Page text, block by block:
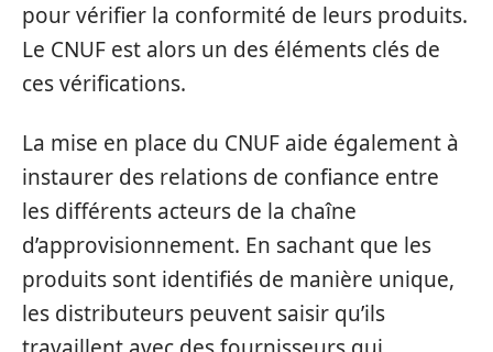
pour vérifier la conformité de leurs produits.
Le CNUF est alors un des éléments clés de
ces vérifications.
La mise en place du CNUF aide également à
instaurer des relations de confiance entre
les différents acteurs de la chaîne
d’approvisionnement. En sachant que les
produits sont identifiés de manière unique,
les distributeurs peuvent saisir qu’ils